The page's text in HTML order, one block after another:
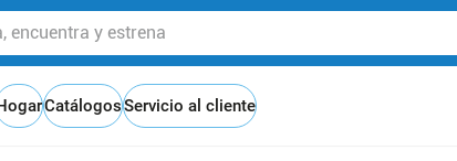
y estrena
CatálogosServicio al cliente